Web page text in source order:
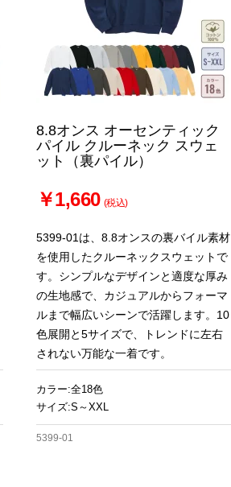
8.8オンス オーセンティック
パイル クルーネック スウェ
ット（裏パイル）
￥1,660 (税込)
5399-01は、8.8オンスの裏バイル素材
を使用したクルーネックスウェットで
す。シンプルなデザインと適度な厚み
の生地感で、カジュアルからフォーマ
ルまで幅広いシーンで活躍します。10
色展開と5サイズで、トレンドに左右
されない万能な一着です。
カラー:全18色
サイズ:S～XXL
5399-01